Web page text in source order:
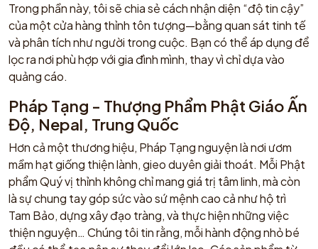
Trong phần này, tôi sẽ chia sẻ cách nhận diện “độ tin cậy”
của một cửa hàng thỉnh tôn tượng—bằng quan sát tinh tế
và phân tích như người trong cuộc. Bạn có thể áp dụng để
lọc ra nơi phù hợp với gia đình mình, thay vì chỉ dựa vào
quảng cáo.
Pháp Tạng - Thượng Phẩm Phật Giáo Ấn
Độ, Nepal, Trung Quốc
Hơn cả một thương hiệu, Pháp Tạng nguyện là nơi ươm
mầm hạt giống thiện lành, gieo duyên giải thoát. Mỗi Phật
phẩm Quý vị thỉnh không chỉ mang giá trị tâm linh, mà còn
là sự chung tay góp sức vào sứ mệnh cao cả như hộ trì
Tam Bảo, dựng xây đạo tràng, và thực hiện những việc
thiện nguyện… Chúng tôi tin rằng, mỗi hành động nhỏ bé